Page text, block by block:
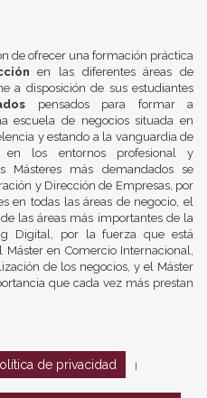
de ofrecer una formación práctica
en las diferentes áreas de
a disposición de sus estudiantes
pensados para formar a
escuela de negocios situada en
y estando a la vanguardia de
los entornos profesional y
Másteres más demandados se
y Dirección de Empresas, por
en todas las áreas de negocio, el
las áreas más importantes de la
Digital, por la fuerza que está
en Comercio Internacional,
de los negocios, y el Máster
que cada vez más prestan
de privacidad